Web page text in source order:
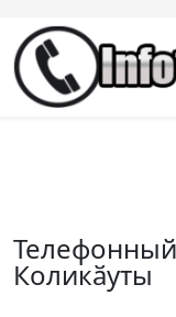
Коликӑуты